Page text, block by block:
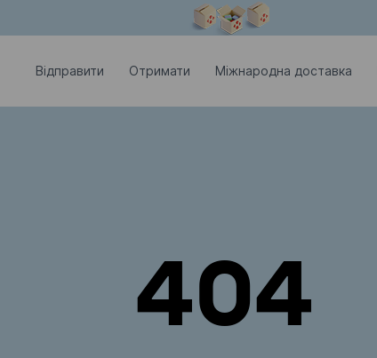
Відправити Отримати Міжнародна доставка
404